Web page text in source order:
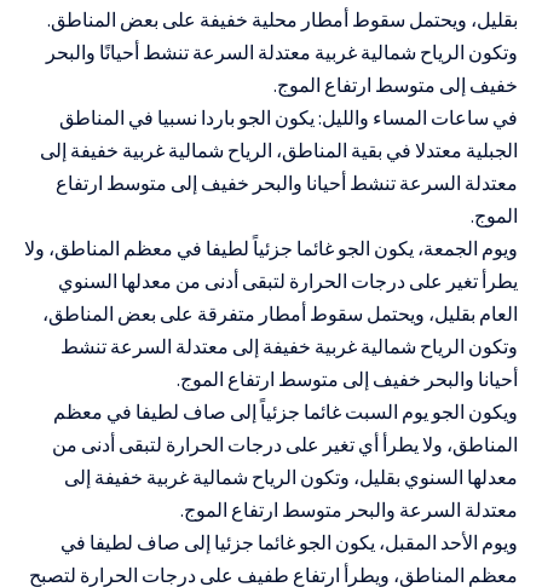
بقليل، ويحتمل سقوط أمطار محلية خفيفة على بعض المناطق.
وتكون الرياح شمالية غربية معتدلة السرعة تنشط أحيانًا والبحر
خفيف إلى متوسط ارتفاع الموج.
في ساعات المساء والليل: يكون الجو باردا نسبيا في المناطق
الجبلية معتدلا في بقية المناطق، الرياح شمالية غربية خفيفة إلى
معتدلة السرعة تنشط أحيانا والبحر خفيف إلى متوسط ارتفاع
الموج.
ويوم الجمعة، يكون الجو غائما جزئياً لطيفا في معظم المناطق، ولا
يطرأ تغير على درجات الحرارة لتبقى أدنى من معدلها السنوي
العام بقليل، ويحتمل سقوط أمطار متفرقة على بعض المناطق،
وتكون الرياح شمالية غربية خفيفة إلى معتدلة السرعة تنشط
أحيانا والبحر خفيف إلى متوسط ارتفاع الموج.
ويكون الجو يوم السبت غائما جزئياً إلى صاف لطيفا في معظم
المناطق، ولا يطرأ أي تغير على درجات الحرارة لتبقى أدنى من
معدلها السنوي بقليل، وتكون الرياح شمالية غربية خفيفة إلى
معتدلة السرعة والبحر متوسط ارتفاع الموج.
ويوم الأحد المقبل، يكون الجو غائما جزئيا إلى صاف لطيفا في
معظم المناطق، ويطرأ ارتفاع طفيف على درجات الحرارة لتصبح